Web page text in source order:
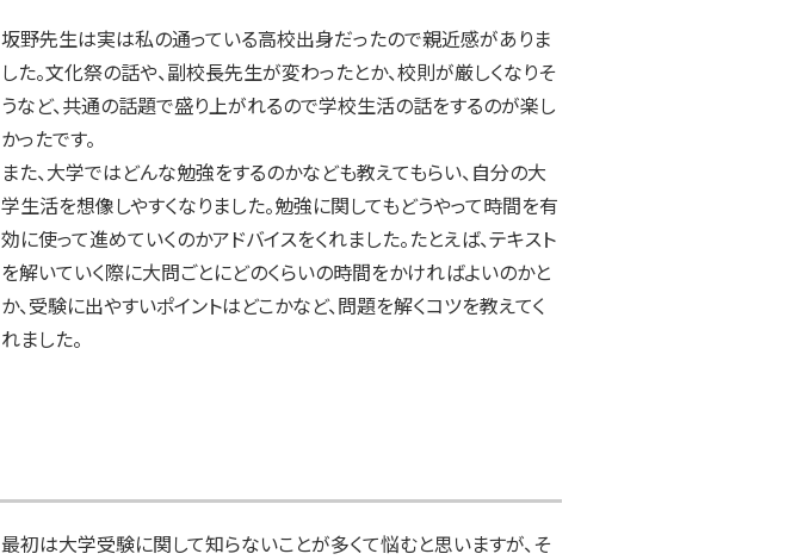
坂野先生は実は私の通っている高校出身だったので親近感がありま
した。文化祭の話や、副校長先生が変わったとか、校則が厳しくなりそ
うなど、共通の話題で盛り上がれるので学校生活の話をするのが楽し
かったです。
また、大学ではどんな勉強をするのかなども教えてもらい、自分の大
学生活を想像しやすくなりました。勉強に関してもどうやって時間を有
効に使って進めていくのかアドバイスをくれました。たとえば、テキスト
を解いていく際に大問ごとにどのくらいの時間をかければよいのかと
か、受験に出やすいポイントはどこかなど、問題を解くコツを教えてく
れました。
最初は大学受験に関して知らないことが多くて悩むと思いますが、そ